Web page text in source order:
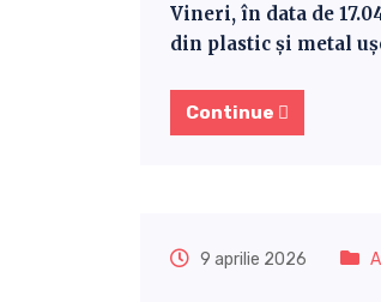
Vineri, în data de
din plastic și metal
Continue
9 aprilie 2026